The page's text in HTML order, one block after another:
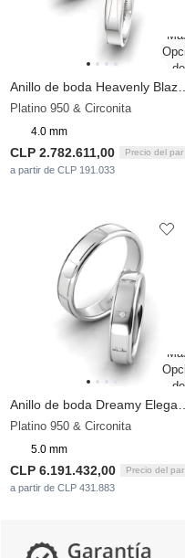
Platino 950 & Circonita
4.0 mm
CLP 2.782.611,00 Precio del par
a partir de CLP 191.033
Platino 950 & Circonita
5.0 mm
CLP 6.191.432,00 Precio del par
a partir de CLP 431.883